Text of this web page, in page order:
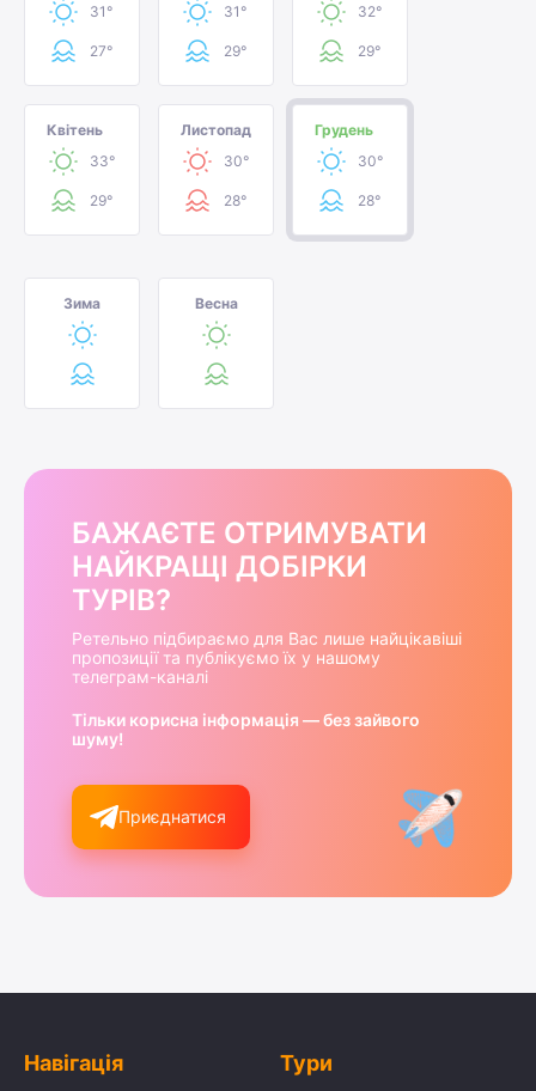
31°
27°
31°
29°
32°
29°
Квітень
33°
29°
Листопад
30°
28°
Грудень
30°
28°
Зима Весна
БАЖАЄТЕ ОТРИМУВАТИ
НАЙКРАЩІ ДОБІРКИ
ТУРІВ?
Ретельно підбираємо для Вас лише найцікавіші
пропозиції та публікуємо їх у нашому
телеграм-каналі
Тільки корисна інформація — без зайвого
шуму!
Приєднатися
Навігація Тури